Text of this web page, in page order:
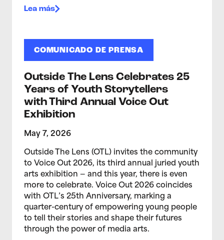
Lea más
COMUNICADO DE PRENSA
Outside The Lens Celebrates 25
Years of Youth Storytellers
with Third Annual Voice Out
Exhibition
May 7, 2026
Outside The Lens (OTL) invites the community
to Voice Out 2026, its third annual juried youth
arts exhibition — and this year, there is even
more to celebrate. Voice Out 2026 coincides
with OTL’s 25th Anniversary, marking a
quarter-century of empowering young people
to tell their stories and shape their futures
through the power of media arts.